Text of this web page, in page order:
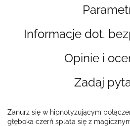
Informacje dot.
Opinie i
Zadaj
Zanurz się w hipnotyzującym
głęboka czerń splata się z